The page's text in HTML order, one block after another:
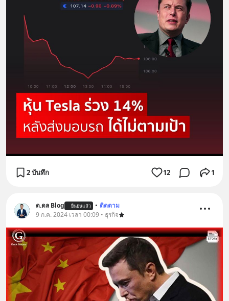
2 บันทึก 12 1
ด.ดล Blog ยืนยันแล้ว • ติดตาม
9 ก.ค. 2024 เวลา 00:09 • ธุรกิจ